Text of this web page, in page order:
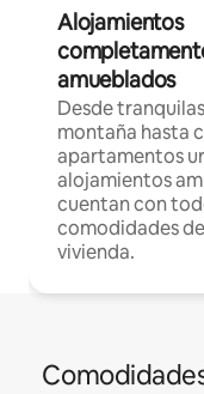
Alojamientos
amueblados
Desde
montaña hasta
apartamentos
alojamientos
cuentan con
comodidades
vivienda.